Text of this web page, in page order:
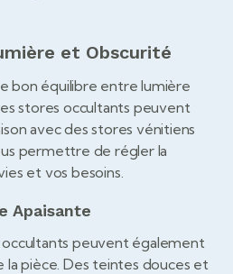
et Obscurité
bon équilibre entre lumière
stores occultants peuvent
avec des stores vénitiens
permettre de régler la
et vos besoins.
Apaisante
occultants peuvent également
la pièce. Des teintes douces et